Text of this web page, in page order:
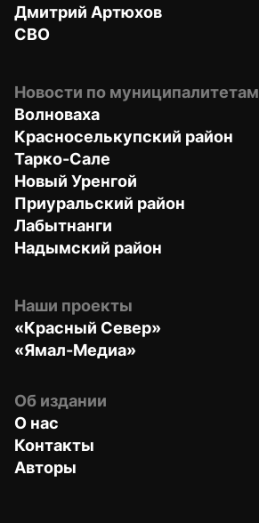
Дмитрий Артюхов
СВО
Новости по муниципалитетам
Волноваха
Красноселькупский район
Тарко-Сале
Новый Уренгой
Приуральский район
Лабытнанги
Надымский район
Наши проекты
«Красный Север»
«Ямал-Медиа»
Об издании
О нас
Контакты
Авторы